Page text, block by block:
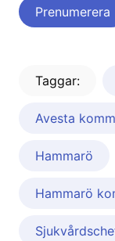
Taggar:
Avesta
Hammarö
Hammarö